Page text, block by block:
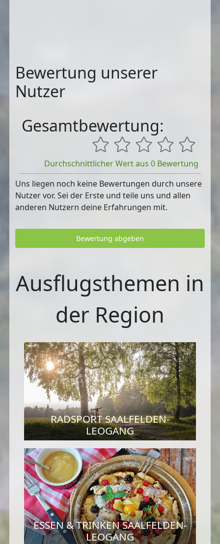
Bewertung unserer
Nutzer
Gesamtbewertung:
Durchschnittlicher Wert aus 0 Bewertung
Uns liegen noch keine Bewertungen durch unsere
Nutzer vor. Sei der Erste und teile uns und allen
anderen Nutzern deine Erfahrungen mit.
Bewertung abgeben
Ausflugsthemen in
der Region
RADSPORT SAALFELDEN-
LEOGANG
ESSEN & TRINKEN SAALFELDEN-
LEOGANG